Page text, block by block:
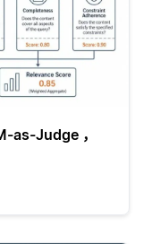
as-Judge ，